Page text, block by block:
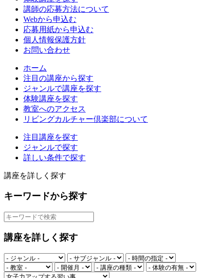
講師の応募方法について
Webから申込む
応募用紙から申込む
個人情報保護方針
お問い合わせ
ホーム
注目の講座から探す
ジャンルで講座を探す
体験講座を探す
教室へのアクセス
リビングカルチャー倶楽部について
注目講座を探す
ジャンルで探す
詳しい条件で探す
講座を詳しく探す
キーワードから探す
講座を詳しく探す